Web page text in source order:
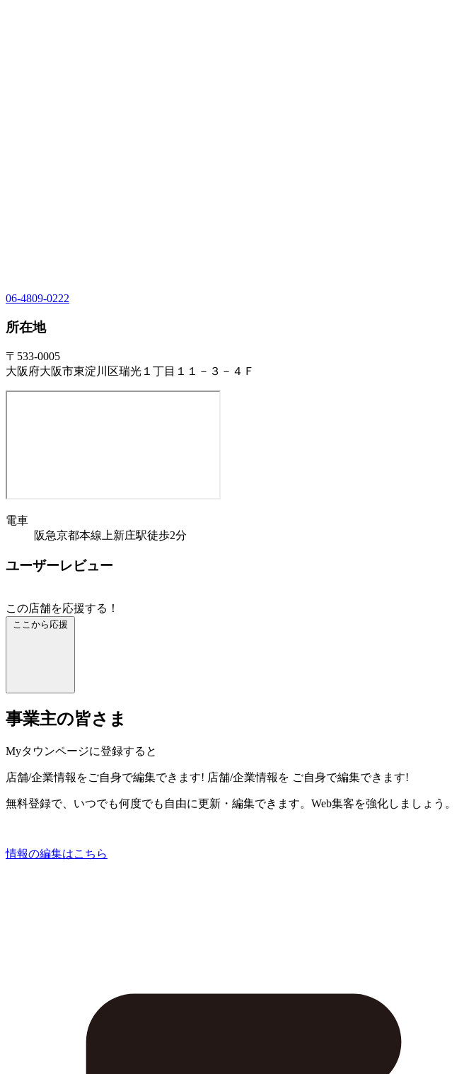
06-4809-0222
所在地
〒533-0005
大阪府大阪市東淀川区瑞光１丁目１１－３－４Ｆ
電車
阪急京都本線上新庄駅徒歩2分
ユーザーレビュー
この店舗を応援する！
ここから応援
事業主の皆さま
Myタウンページに登録すると
店舗/企業情報をご自身で編集できます! 店舗/企業情報を ご自身で編集できます!
無料登録で、いつでも何度でも自由に更新・編集できます。Web集客を強化しましょう。
情報の編集はこちら